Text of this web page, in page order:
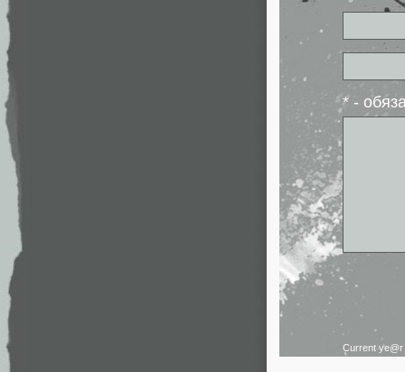
* -
Current ye@r